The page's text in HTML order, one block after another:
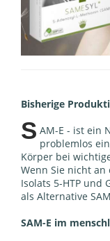
Bisherige
S AM-E - ist ein
problemlos
Körper bei
Wenn Sie nicht
Isolats 5-HTP und
als Alternative
SAM-E im